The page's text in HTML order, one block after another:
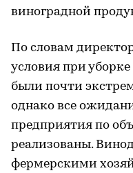
виноградной
По словам
условия при
были почти
однако все
предприятия по
реализованы.
фермерскими